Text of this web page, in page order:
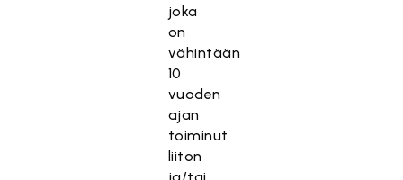
joka
on
vähintään
10
vuoden
ajan
toiminut
liiton